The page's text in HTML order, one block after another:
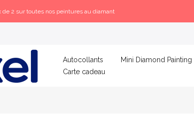
de 2 sur toutes nos peintures au diamant
Autocollants
Mini Diamond Painting
Carte cadeau